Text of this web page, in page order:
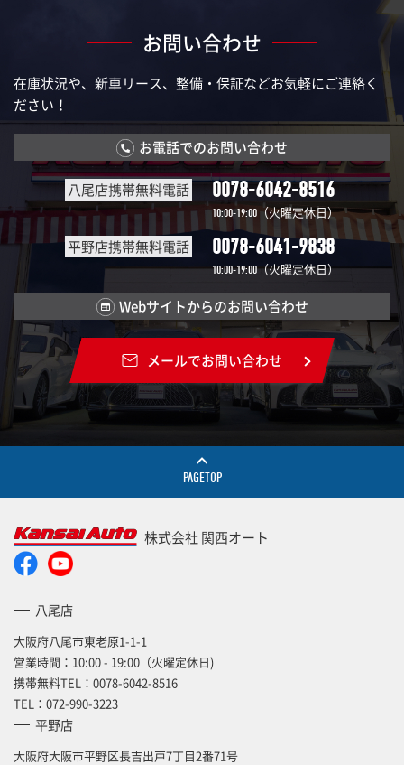
お問い合わせ
在庫状況や、新車リース、整備・保証などお気軽にご連絡く
ださい！
お電話でのお問い合わせ
八尾店携帯無料電話 0078-6042-8516
10:00-19:00 （火曜定休日）
平野店携帯無料電話 0078-6041-9838
10:00-19:00（火曜定休日）
Webサイトからのお問い合わせ
メールでお問い合わせ
PAGETOP
株式会社 関西オート
八尾店
大阪府八尾市東老原1-1-1
営業時間：10:00 - 19:00（火曜定休日)
携帯無料TEL： 0078-6042-8516
TEL： 072-990-3223
平野店
大阪府大阪市平野区長吉出戸7丁目2番71号